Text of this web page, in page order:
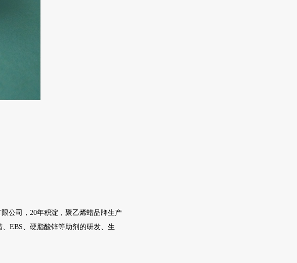
公司，20年积淀，聚乙烯蜡品牌生产
EBS、硬脂酸锌等助剂的研发、生